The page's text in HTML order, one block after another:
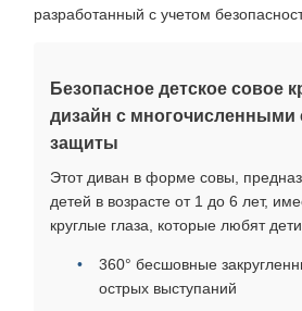
разработанный с учетом
Безопасное детское совое
дизайн с многочисленными
защиты
Этот диван в форме совы,
детей в возрасте от 1 до 6 лет,
круглые глаза, которые любят дети.
360° бесшовные
острых выступаний